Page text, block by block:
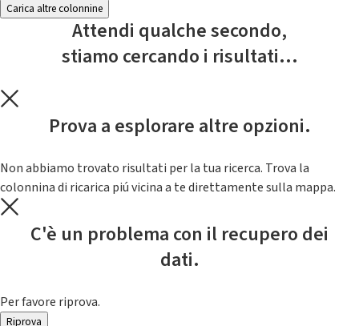
Carica altre colonnine
Attendi qualche secondo,
stiamo cercando i risultati...
Prova a esplorare altre opzioni.
Non abbiamo trovato risultati per la tua ricerca. Trova la
colonnina di ricarica piú vicina a te direttamente sulla mappa.
C'è un problema con il recupero dei
dati.
Per favore riprova.
Riprova